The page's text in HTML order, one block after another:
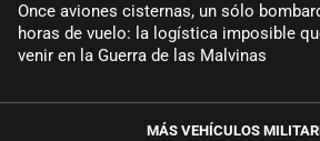
Once aviones cisternas, un sólo
horas de vuelo: la logística imposible
venir en la Guerra de las Malvinas
MÁS VEHÍCULOS